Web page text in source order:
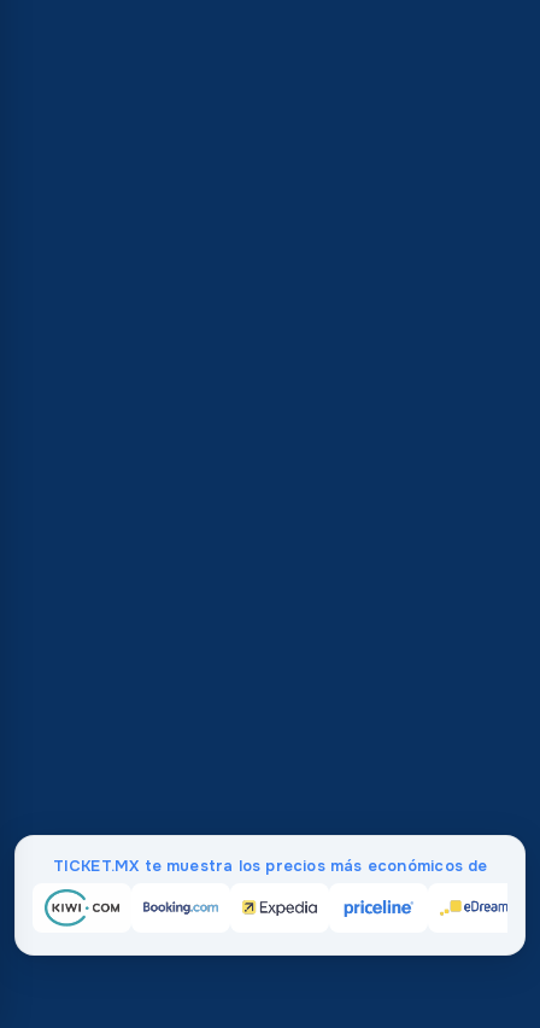
TICKET.MX te muestra los precios más económicos de